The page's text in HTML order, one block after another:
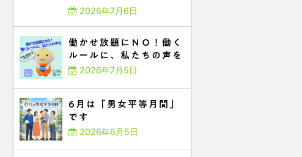
2026年7月6日
働かせ放題にＮＯ！働く
ルールに、私たちの声を
2026年7月5日
6月は「男女平等月間」
です
2026年6月5日